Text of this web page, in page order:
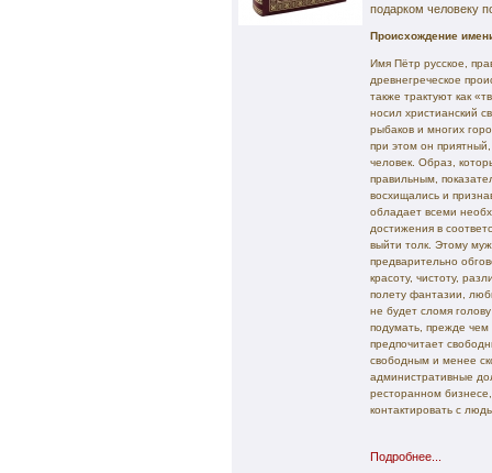
подарком человеку
Происхождение
Имя Пётр русское,
древнегреческое
также трактуют как
носил христианский
рыбаков и многих
при этом он
человек. Образ,
правильным,
восхищались и
обладает всеми
достижения в
выйти толк. Этому
предварительно
красоту, чистоту,
полету фантазии,
не будет сломя
подумать, прежде
предпочитает
свободным и менее
административные
ресторанном
контактировать с
Подробнее...